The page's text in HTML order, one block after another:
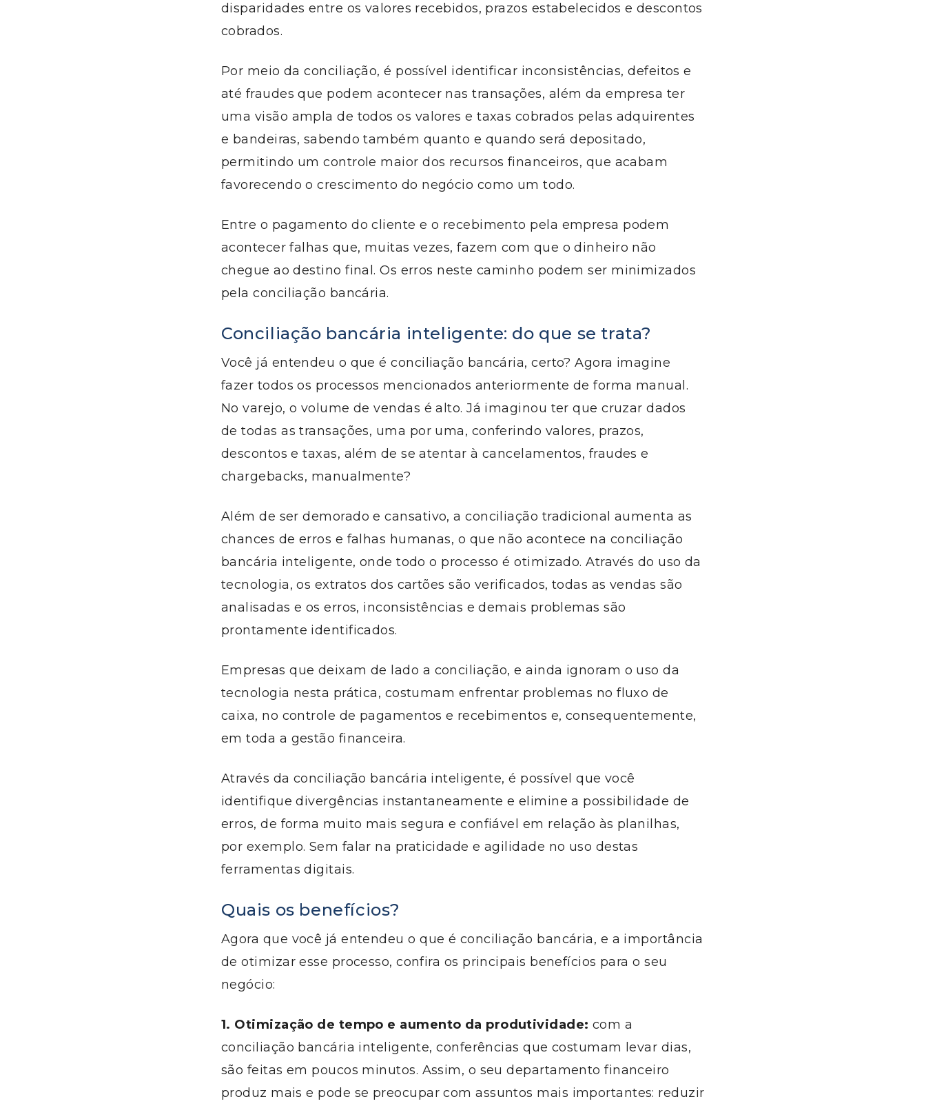
disparidades entre os valores recebidos, prazos estabelecidos e descontos
cobrados.
Por meio da conciliação, é possível identificar inconsistências, defeitos e
até fraudes que podem acontecer nas transações, além da empresa ter
uma visão ampla de todos os valores e taxas cobrados pelas adquirentes
e bandeiras, sabendo também quanto e quando será depositado,
permitindo um controle maior dos recursos financeiros, que acabam
favorecendo o crescimento do negócio como um todo.
Entre o pagamento do cliente e o recebimento pela empresa podem
acontecer falhas que, muitas vezes, fazem com que o dinheiro não
chegue ao destino final. Os erros neste caminho podem ser minimizados
pela conciliação bancária.
Conciliação bancária inteligente: do que se trata?
Você já entendeu o que é conciliação bancária, certo? Agora imagine
fazer todos os processos mencionados anteriormente de forma manual.
No varejo, o volume de vendas é alto. Já imaginou ter que cruzar dados
de todas as transações, uma por uma, conferindo valores, prazos,
descontos e taxas, além de se atentar à cancelamentos, fraudes e
chargebacks, manualmente?
Além de ser demorado e cansativo, a conciliação tradicional aumenta as
chances de erros e falhas humanas, o que não acontece na conciliação
bancária inteligente, onde todo o processo é otimizado. Através do uso da
tecnologia, os extratos dos cartões são verificados, todas as vendas são
analisadas e os erros, inconsistências e demais problemas são
prontamente identificados.
Empresas que deixam de lado a conciliação, e ainda ignoram o uso da
tecnologia nesta prática, costumam enfrentar problemas no fluxo de
caixa, no controle de pagamentos e recebimentos e, consequentemente,
em toda a gestão financeira.
Através da conciliação bancária inteligente, é possível que você
identifique divergências instantaneamente e elimine a possibilidade de
erros, de forma muito mais segura e confiável em relação às planilhas,
por exemplo. Sem falar na praticidade e agilidade no uso destas
ferramentas digitais.
Quais os benefícios?
Agora que você já entendeu o que é conciliação bancária, e a importância
de otimizar esse processo, confira os principais benefícios para o seu
negócio:
1. Otimização de tempo e aumento da produtividade: com a
conciliação bancária inteligente, conferências que costumam levar dias,
são feitas em poucos minutos. Assim, o seu departamento financeiro
produz mais e pode se preocupar com assuntos mais importantes: reduzir